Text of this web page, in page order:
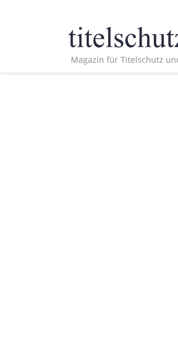
Magazin für Titelschutz